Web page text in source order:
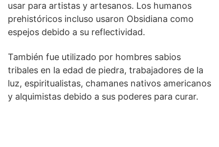
usar para artistas y artesanos. Los humanos
prehistóricos incluso usaron Obsidiana como
espejos debido a su reflectividad.
También fue utilizado por hombres sabios
tribales en la edad de piedra, trabajadores de la
luz, espiritualistas, chamanes nativos americanos
y alquimistas debido a sus poderes para curar.